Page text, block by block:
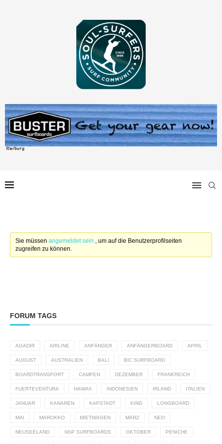
Sie müssenangemeldet sein , um auf die Benutzerprofilseiten
zugreifen zu können.
FORUM TAGS
AGADIR AIRLINE ANFÄNGER ANFÄNGERBOARD APRIL
AUGUST AUSTRALIEN BALI BIC SURFBOARD
BOARDTRANSPORT CAMPEN DEZEMBER FRANKREICH
FUERTEVENTURA HAWAII INDONESIEN IRLAND ITALIEN
JANUAR KANAREN KAPSTADT KIND LONGBOARD
MAI MAROKKO MIETWAGEN MÄRZ NEO
NEUSEELAND NSP SURFBOARDS OKTOBER PENICHE